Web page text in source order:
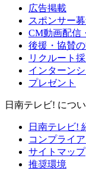
広告掲載
スポンサー
CM動画配信
後援・協賛
リクルート
インターン
プレゼント
日南テレビ! につ
日南テレビ!
コンプライ
サイトマップ
推奨環境